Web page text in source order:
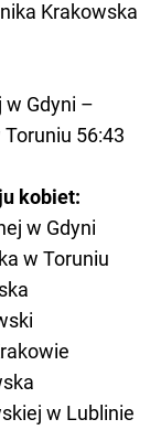
Krakowska
Gdyni –
56:43
kobiet:
w Gdyni
w Toruniu
w Lublinie